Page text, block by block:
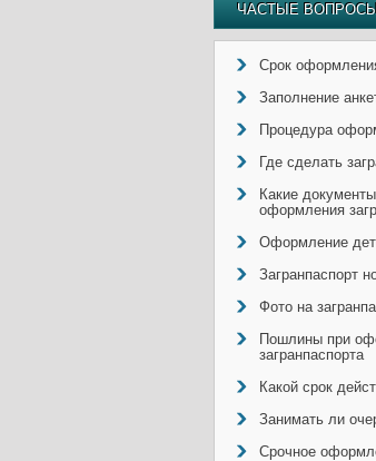
ЧАСТЫЕ ВОПРОСЫ
Срок
Заполнение
Процедура
Где сделать
Какие
оформления
Оформление
Загранпаспорт
Фото на
Пошлины при
загранпаспорта
Какой срок
Занимать ли
Срочное